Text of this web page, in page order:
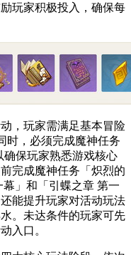
玩家积极投入，确保每
，玩家需满足基本冒险
时，必须完成魔神任务
确保玩家熟悉游戏核心
完成魔神任务「炽烈的
」和「引蝶之章 第一
能提升玩家对活动玩法
。未达条件的玩家可先
入口。